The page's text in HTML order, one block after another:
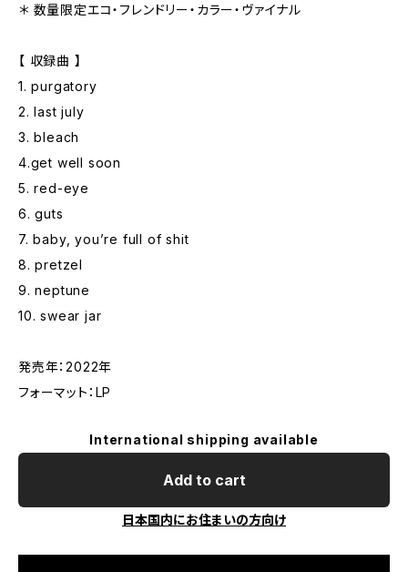
＊ 数量限定エコ・フレンドリー・カラー・ヴァイナル
【 収録曲 】
1. purgatory
2. last july
3. bleach
4.get well soon
5. red-eye
6. guts
7. baby, you’re full of shit
8. pretzel
9. neptune
10. swear jar
発売年：2022年
フォーマット：LP
International shipping available
Add to cart
日本国内にお住まいの方向け